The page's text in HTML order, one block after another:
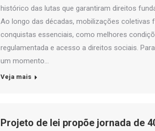
histórico das lutas que garantiram direitos
Ao longo das décadas, mobilizações coletivas
conquistas essenciais, como melhores
regulamentada e acesso a direitos sociais.
um momento…
Veja mais
Projeto de lei propõe jornada de